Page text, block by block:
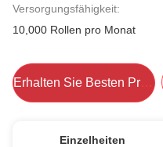
Versorgungsfähigkeit:
10,000 Rollen pro Monat
Erhalten Sie Besten Preis
Einzelheiten